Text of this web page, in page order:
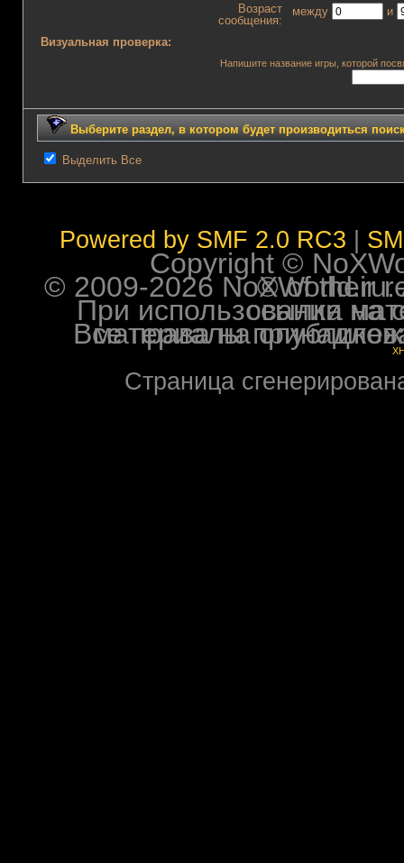
Возраст
сообщения:
между и
Визуальная проверка:
Напишите название игры, которой
Выберите раздел, в котором будет производиться
Выделить Все
Powered by SMF 2.0 RC3
Copyright ©
© 2009-2026 NoXWorld.ru. All
При использовании
Все права на опубликованные на форуме
Страница